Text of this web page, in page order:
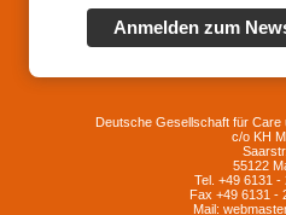
Anmelden zum
Deutsche Gesellschaft für Care
c/o KH
55122
Tel. +49 6131 -
Fax +49 6131 -
Mail: